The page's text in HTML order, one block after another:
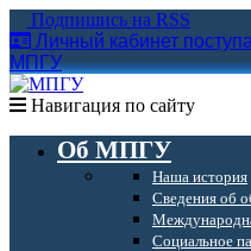
Подпишись на RSS
Личный кабинет
МПГУ
Навигация по сайту
Об МПГУ
Наша история
Сведения об
Социальное